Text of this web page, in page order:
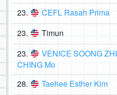
23. CEFL Rasah Prima
23. Timun
23.
VENICE SOONG ZHI
CHING Mo
28. Taehee Esther Kim